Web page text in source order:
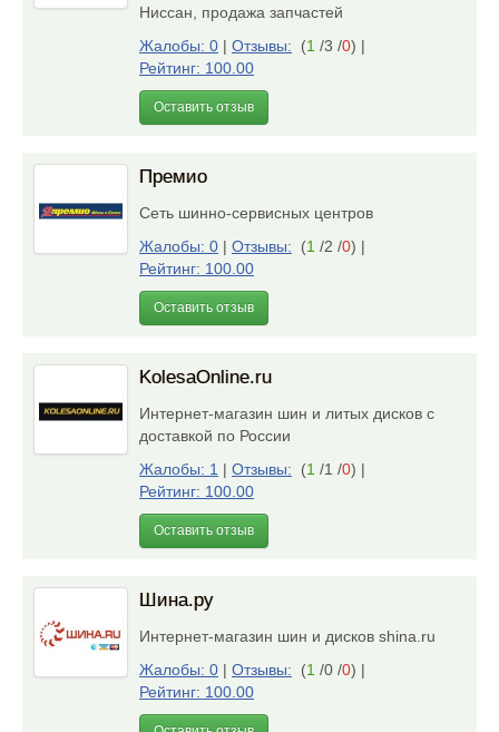
Ниссан, продажа запчастей
Жалобы: 0 | Отзывы: (1 /3 /0) |
Рейтинг: 100.00
Оставить отзыв
Премио
Сеть шинно-сервисных центров
Жалобы: 0 | Отзывы: (1 /2 /0) |
Рейтинг: 100.00
Оставить отзыв
KolesaOnline.ru
Интернет-магазин шин и литых дисков с
доставкой по России
Жалобы: 1 | Отзывы: (1 /1 /0) |
Рейтинг: 100.00
Оставить отзыв
Шина.ру
Интернет-магазин шин и дисков shina.ru
Жалобы: 0 | Отзывы: (1 /0 /0) |
Рейтинг: 100.00